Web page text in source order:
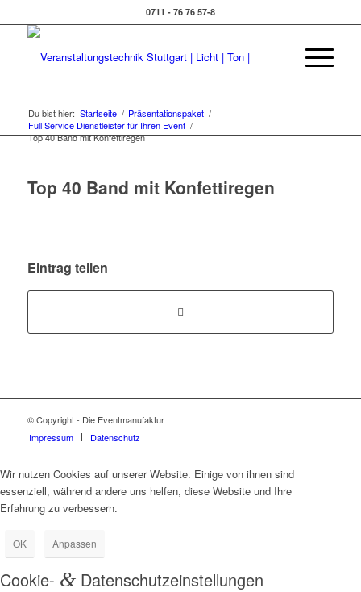
0711 - 76 76 57-8
Du bist hier: Startseite / Präsentationspaket /
Full Service Dienstleister für Ihren Event /
Top 40 Band mit Konfettiregen
Top 40 Band mit Konfettiregen
Eintrag teilen
© Copyright - Die Eventmanufaktur
Impressum
Datenschutz
Wir nutzen Cookies auf unserer Website. Einige von ihnen sind
essenziell, während andere uns helfen, diese Website und Ihre
Erfahrung zu verbessern.
OK Anpassen
Cookie- & Datenschutzeinstellungen